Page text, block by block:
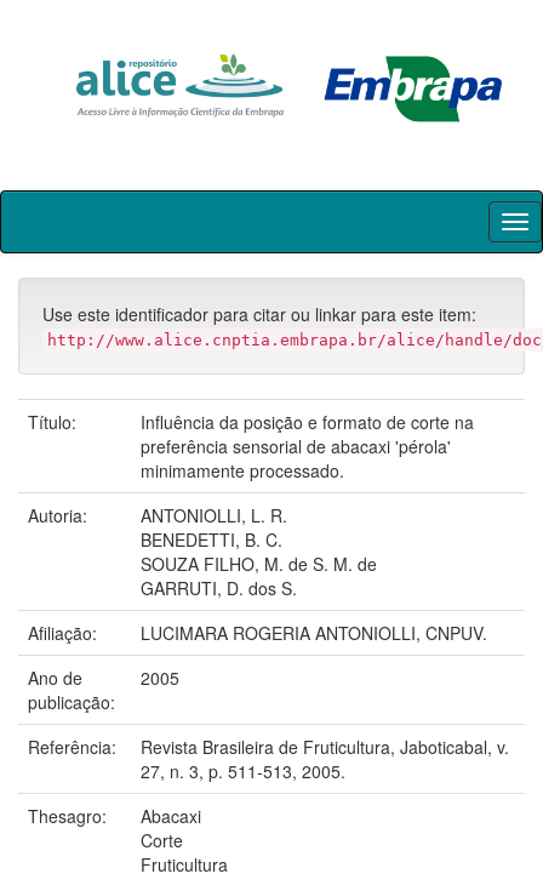
Skip
Use este identificador para citar ou linkar para este item:
http://www.alice.cnptia.embrapa.br/alice/handle/
Título:
Influência da posição e formato de corte na
preferência sensorial de abacaxi 'pérola'
minimamente processado.
Autoria:
ANTONIOLLI, L. R.
BENEDETTI, B. C.
SOUZA FILHO, M. de S. M. de
GARRUTI, D. dos S.
Afiliação:
LUCIMARA ROGERIA ANTONIOLLI, CNPUV.
Ano de
publicação:
2005
Referência:
Revista Brasileira de Fruticultura, Jaboticabal, v.
27, n. 3, p. 511-513, 2005.
Thesagro:
Abacaxi
Corte
Fruticultura